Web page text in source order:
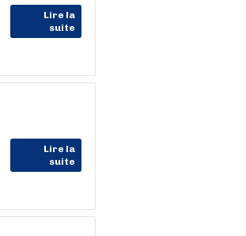
Lire la
suite
Lire la
suite